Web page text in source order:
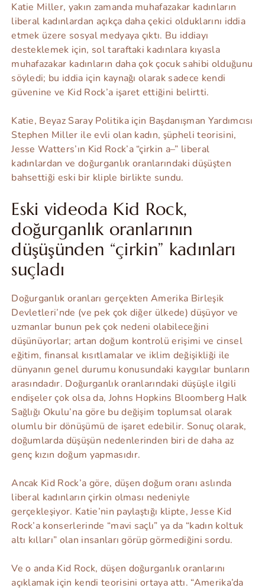
Katie Miller, yakın zamanda muhafazakar kadınların
liberal kadınlardan açıkça daha çekici olduklarını iddia
etmek üzere sosyal medyaya çıktı. Bu iddiayı
desteklemek için, sol taraftaki kadınlara kıyasla
muhafazakar kadınların daha çok çocuk sahibi olduğunu
söyledi; bu iddia için kaynağı olarak sadece kendi
güvenine ve Kid Rock’a işaret ettiğini belirtti.
Katie, Beyaz Saray Politika için Başdanışman Yardımcısı
Stephen Miller ile evli olan kadın, şüpheli teorisini,
Jesse Watters’ın Kid Rock’a “çirkin a–” liberal
kadınlardan ve doğurganlık oranlarındaki düşüşten
bahsettiği eski bir kliple birlikte sundu.
Eski videoda Kid Rock,
doğurganlık oranlarının
düşüşünden “çirkin” kadınları
suçladı
Doğurganlık oranları gerçekten Amerika Birleşik
Devletleri’nde (ve pek çok diğer ülkede) düşüyor ve
uzmanlar bunun pek çok nedeni olabileceğini
düşünüyorlar; artan doğum kontrolü erişimi ve cinsel
eğitim, finansal kısıtlamalar ve iklim değişikliği ile
dünyanın genel durumu konusundaki kaygılar bunların
arasındadır. Doğurganlık oranlarındaki düşüşle ilgili
endişeler çok olsa da, Johns Hopkins Bloomberg Halk
Sağlığı Okulu’na göre bu değişim toplumsal olarak
olumlu bir dönüşümü de işaret edebilir. Sonuç olarak,
doğumlarda düşüşün nedenlerinden biri de daha az
genç kızın doğum yapmasıdır.
Ancak Kid Rock’a göre, düşen doğum oranı aslında
liberal kadınların çirkin olması nedeniyle
gerçekleşiyor. Katie’nin paylaştığı klipte, Jesse Kid
Rock’a konserlerinde “mavi saçlı” ya da “kadın koltuk
altı kılları” olan insanları görüp görmediğini sordu.
Ve o anda Kid Rock, düşen doğurganlık oranlarını
açıklamak için kendi teorisini ortaya attı. “Amerika’da